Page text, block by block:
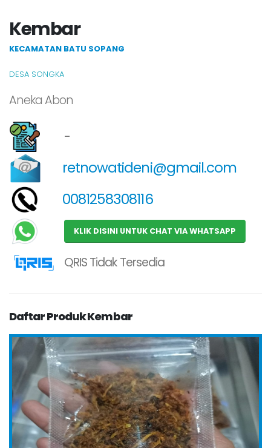
Kembar
KECAMATAN BATU SOPANG
DESA SONGKA
Aneka Abon
-
retnowatideni@gmail.com
0081258308116
KLIK DISINI UNTUK CHAT VIA WHATSAPP
QRIS Tidak Tersedia
Daftar Produk Kembar